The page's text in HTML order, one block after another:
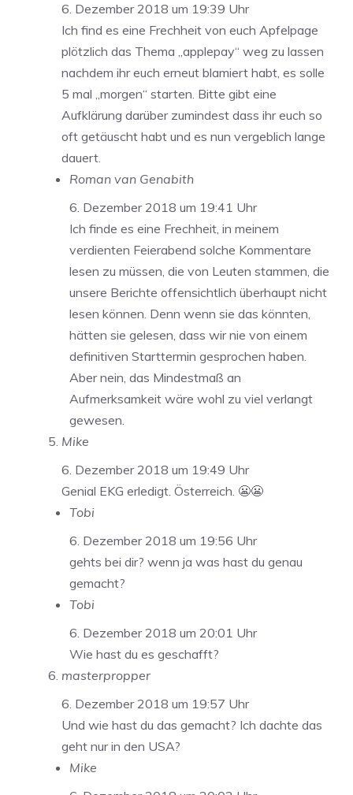
6. Dezember 2018 um 19:39 Uhr
Ich find es eine Frechheit von euch Apfelpage
plötzlich das Thema „applepay“ weg zu lassen
nachdem ihr euch erneut blamiert habt, es solle
5 mal „morgen“ starten. Bitte gibt eine
Aufklärung darüber zumindest dass ihr euch so
oft getäuscht habt und es nun vergeblich lange
dauert.
Roman van Genabith
6. Dezember 2018 um 19:41 Uhr
Ich finde es eine Frechheit, in meinem
verdienten Feierabend solche Kommentare
lesen zu müssen, die von Leuten stammen, die
unsere Berichte offensichtlich überhaupt nicht
lesen können. Denn wenn sie das könnten,
hätten sie gelesen, dass wir nie von einem
definitiven Starttermin gesprochen haben.
Aber nein, das Mindestmaß an
Aufmerksamkeit wäre wohl zu viel verlangt
gewesen.
Mike
6. Dezember 2018 um 19:49 Uhr
Genial EKG erledigt. Österreich. 😬😬
Tobi
6. Dezember 2018 um 19:56 Uhr
gehts bei dir? wenn ja was hast du genau
gemacht?
Tobi
6. Dezember 2018 um 20:01 Uhr
Wie hast du es geschafft?
masterpropper
6. Dezember 2018 um 19:57 Uhr
Und wie hast du das gemacht? Ich dachte das
geht nur in den USA?
Mike